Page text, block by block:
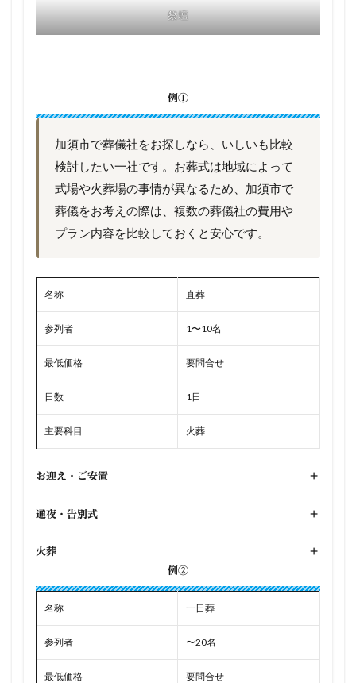
祭壇
例①
加須市で葬儀社をお探しなら、いしいも比較
検討したい一社です。お葬式は地域によって
式場や火葬場の事情が異なるため、加須市で
葬儀をお考えの際は、複数の葬儀社の費用や
プラン内容を比較しておくと安心です。
名称 直葬
参列者 1〜10名
最低価格 要問合せ
日数 1日
主要科目 火葬
お迎え・ご安置 +
通夜・告別式 +
火葬
+
例②
名称 一日葬
参列者 〜20名
最低価格 要問合せ